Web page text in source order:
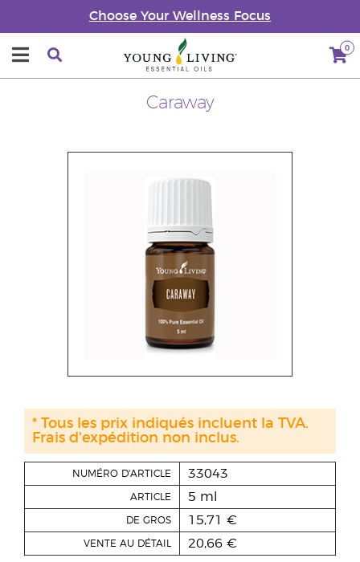
Choose Your Wellness Focus
0
Caraway
NUMÉRO D'ARTICLE 33043
ARTICLE 5 ml
DE GROS 15,71 €
VENTE AU DÉTAIL 20,66 €
* Tous les prix indiqués incluent la TVA.
Frais d'expédition non inclus.